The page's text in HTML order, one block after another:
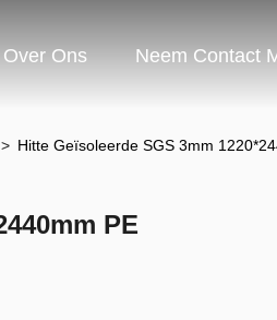
Over Ons Neem Contact
> Hitte Geïsoleerde SGS 3mm
PE